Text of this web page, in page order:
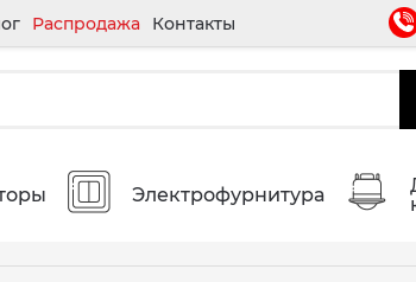
Распродажа Контакты
Электрофурнитура